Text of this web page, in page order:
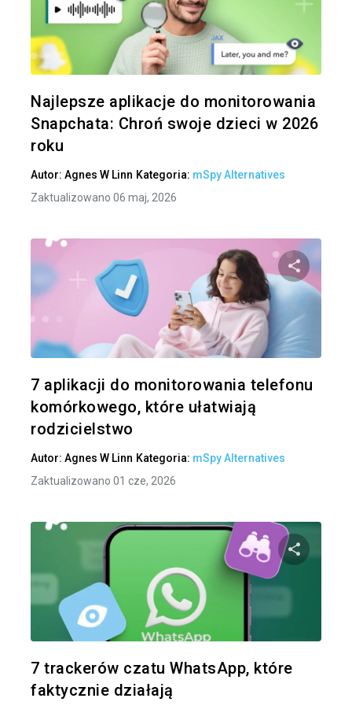
Najlepsze aplikacje do monitorowania
Snapchata: Chroń swoje dzieci w 2026
roku
Autor: Agnes W Linn Kategoria: mSpy Alternatives
Zaktualizowano 06 maj, 2026
7 aplikacji do monitorowania telefonu
komórkowego, które ułatwiają
rodzicielstwo
Autor: Agnes W Linn Kategoria: mSpy Alternatives
Zaktualizowano 01 cze, 2026
7 trackerów czatu WhatsApp, które
faktycznie działają